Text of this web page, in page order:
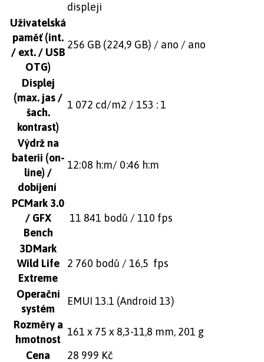
displeji
Uživatelská
paměť (int.
/ ext. / USB
OTG)
256 GB (224,9 GB) / ano / ano
Displej
(max. jas /
šach.
kontrast)
1 072 cd/m2 / 153 : 1
Výdrž na
baterii (on-
line) /
dobíjení
12:08 h:m/ 0:46 h:m
PCMark 3.0
/ GFX
Bench
11 841 bodů / 110 fps
3DMark
Wild Life
Extreme
2 760 bodů / 16,5 fps
Operační
systém
EMUI 13.1 (Android 13)
Rozměry a
hmotnost
161 x 75 x 8,3-11,8 mm, 201 g
Cena
28 999 Kč